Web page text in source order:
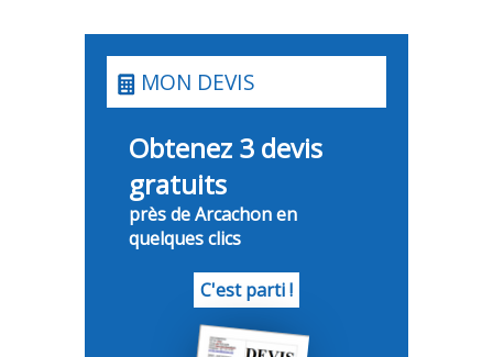
MON DEVIS
Obtenez 3 devis
gratuits
près de Arcachon en
quelques clics
C'est parti !